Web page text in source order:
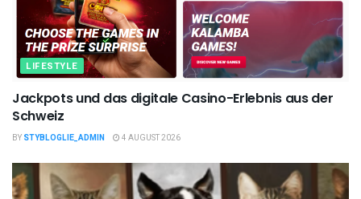
LIFESTYLE
Jackpots und das digitale Casino-Erlebnis aus der
Schweiz
BY STYBLOGLIE_ADMIN 4 AUGUST 2026